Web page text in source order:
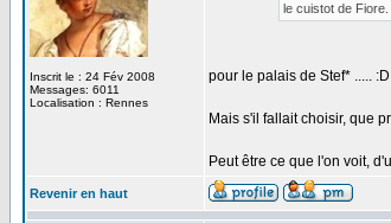
Inscrit le : 24 Fév 2008
Messages: 6011
Localisation : Rennes
le cuistot de Fiore.
pour le palais de Stef* .....
Mais s'il fallait choisir, que
Peut être ce que l'on voit,
Revenir en haut